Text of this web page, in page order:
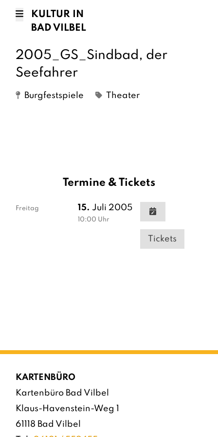
KULTUR IN
BAD VILBEL
2005_GS_Sindbad, der
Seefahrer
Burgfestspiele Theater
Termine & Tickets
Freitag 15. Juli 2005
10:00 Uhr
Tickets
KARTENBÜRO
Kartenbüro Bad Vilbel
Klaus-Havenstein-Weg 1
61118 Bad Vilbel